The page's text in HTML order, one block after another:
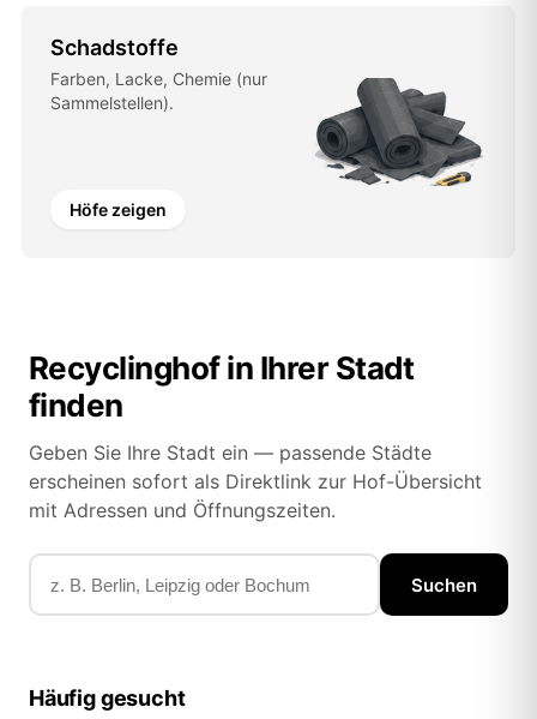
Schadstoffe
Farben, Lacke, Chemie (nur
Sammelstellen).
Höfe zeigen
Recyclinghof in Ihrer Stadt
finden
Geben Sie Ihre Stadt ein — passende Städte
erscheinen sofort als Direktlink zur Hof-Übersicht
mit Adressen und Öffnungszeiten.
Suchen
Häufig gesucht